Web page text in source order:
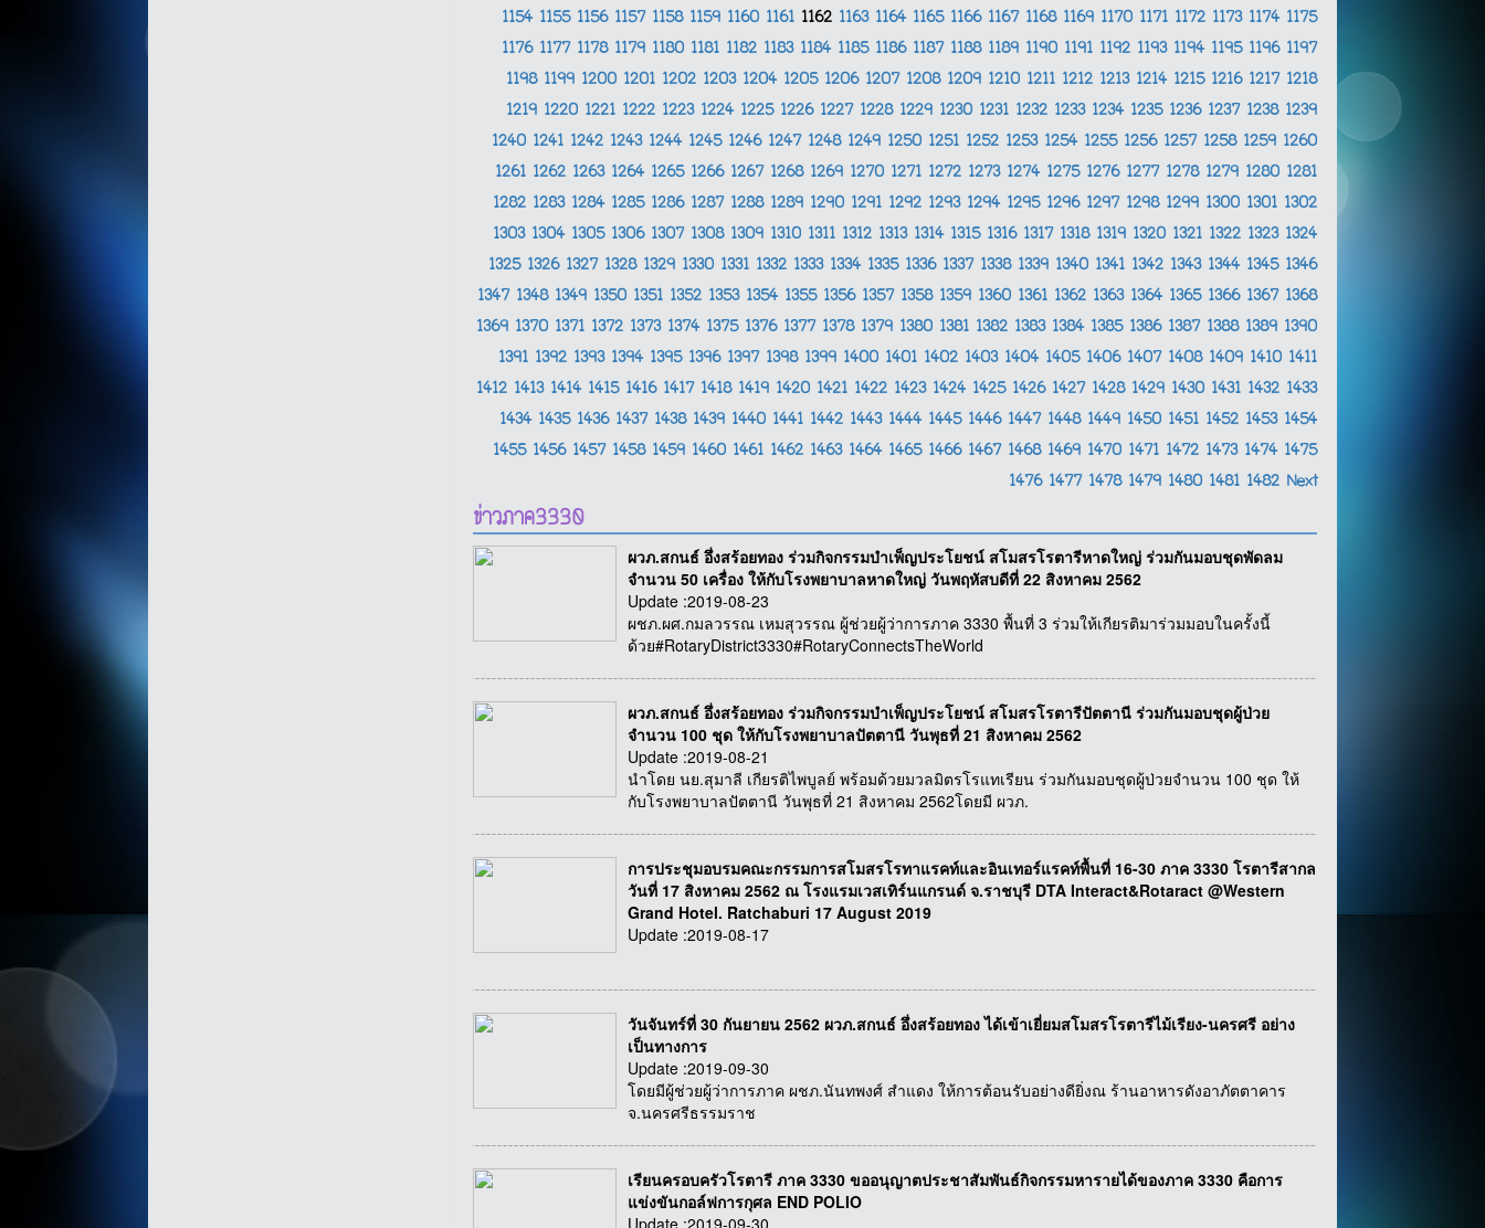
1154 1155 1156 1157 1158 1159 1160 1161 1162 1163 1164 1165 1166 1167 1168 1169 1170 1171 1172 1173 1174 1175
1176 1177 1178 1179 1180 1181 1182 1183 1184 1185 1186 1187 1188 1189 1190 1191 1192 1193 1194 1195 1196 1197
1198 1199 1200 1201 1202 1203 1204 1205 1206 1207 1208 1209 1210 1211 1212 1213 1214 1215 1216 1217 1218
1219 1220 1221 1222 1223 1224 1225 1226 1227 1228 1229 1230 1231 1232 1233 1234 1235 1236 1237 1238 1239
1240 1241 1242 1243 1244 1245 1246 1247 1248 1249 1250 1251 1252 1253 1254 1255 1256 1257 1258 1259 1260
1261 1262 1263 1264 1265 1266 1267 1268 1269 1270 1271 1272 1273 1274 1275 1276 1277 1278 1279 1280 1281
1282 1283 1284 1285 1286 1287 1288 1289 1290 1291 1292 1293 1294 1295 1296 1297 1298 1299 1300 1301 1302
1303 1304 1305 1306 1307 1308 1309 1310 1311 1312 1313 1314 1315 1316 1317 1318 1319 1320 1321 1322 1323 1324
1325 1326 1327 1328 1329 1330 1331 1332 1333 1334 1335 1336 1337 1338 1339 1340 1341 1342 1343 1344 1345 1346
1347 1348 1349 1350 1351 1352 1353 1354 1355 1356 1357 1358 1359 1360 1361 1362 1363 1364 1365 1366 1367 1368
1369 1370 1371 1372 1373 1374 1375 1376 1377 1378 1379 1380 1381 1382 1383 1384 1385 1386 1387 1388 1389 1390
1391 1392 1393 1394 1395 1396 1397 1398 1399 1400 1401 1402 1403 1404 1405 1406 1407 1408 1409 1410 1411
1412 1413 1414 1415 1416 1417 1418 1419 1420 1421 1422 1423 1424 1425 1426 1427 1428 1429 1430 1431 1432 1433
1434 1435 1436 1437 1438 1439 1440 1441 1442 1443 1444 1445 1446 1447 1448 1449 1450 1451 1452 1453 1454
1455 1456 1457 1458 1459 1460 1461 1462 1463 1464 1465 1466 1467 1468 1469 1470 1471 1472 1473 1474 1475
1476 1477 1478 1479 1480 1481 1482 Next
ข่าวภาค3330
ผวภ.สกนธ์ อึ่งสร้อยทอง ร่วมกิจกรรมบำเพ็ญประโยชน์ สโมสรโรตารีหาดใหญ่ ร่วมกันมอบชุดพัดลม
จำนวน 50 เครื่อง ให้กับโรงพยาบาลหาดใหญ่ วันพฤหัสบดีที่ 22 สิงหาคม 2562
Update :2019-08-23
ผชภ.ผศ.กมลวรรณ เหมสุวรรณ ผู้ช่วยผู้ว่าการภาค 3330 พื้นที่ 3 ร่วมให้เกียรติมาร่วมมอบในครั้งนี้
ด้วย#RotaryDistrict3330#RotaryConnectsTheWorld
ผวภ.สกนธ์ อึ่งสร้อยทอง ร่วมกิจกรรมบำเพ็ญประโยชน์ สโมสรโรตารีปัตตานี ร่วมกันมอบชุดผู้ป่วย
จำนวน 100 ชุด ให้กับโรงพยาบาลปัตตานี วันพุธที่ 21 สิงหาคม 2562
Update :2019-08-21
นำโดย นย.สุมาลี เกียรติไพบูลย์ พร้อมด้วยมวลมิตรโรแทเรียน ร่วมกันมอบชุดผู้ป่วยจำนวน 100 ชุด ให้
กับโรงพยาบาลปัตตานี วันพุธที่ 21 สิงหาคม 2562โดยมี ผวภ.
การประชุมอบรมคณะกรรมการสโมสรโรทาแรคท์และอินเทอร์แรคท์พื้นที่ 16-30 ภาค 3330 โรตารีสากล
วันที่ 17 สิงหาคม 2562 ณ โรงแรมเวสเทิร์นแกรนด์ จ.ราชบุรี DTA Interact&Rotaract @Western
Grand Hotel. Ratchaburi 17 August 2019
Update :2019-08-17
วันจันทร์ที่ 30 กันยายน 2562 ผวภ.สกนธ์ อึ่งสร้อยทอง ได้เข้าเยี่ยมสโมสรโรตารีไม้เรียง-นครศรี อย่าง
เป็นทางการ
Update :2019-09-30
โดยมีผู้ช่วยผู้ว่าการภาค ผชภ.นันทพงศ์ สำแดง ให้การต้อนรับอย่างดียิ่งณ ร้านอาหารดังอาภัตตาคาร
จ.นครศรีธรรมราช
เรียนครอบครัวโรตารี ภาค 3330 ขออนุญาตประชาสัมพันธ์กิจกรรมหารายได้ของภาค 3330 คือการ
แข่งขันกอล์ฟการกุศล END POLIO